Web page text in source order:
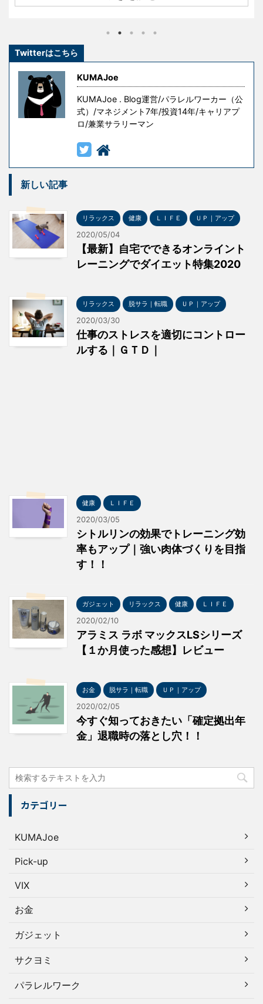
ただし授業料が高すぎる 』というものです。 失敗はコ
意味がありますが、無意味な ...
Twitterはこちら
KUMAJoe
KUMAJoe . Blog運営/パラレルワーカー（公
式）/マネジメント7年/投資14年/キャリアプ
ロ/兼業サラリーマン
新しい記事
リラックス 健康 ＬＩＦＥ ＵＰ｜アップ
2020/05/04
【最新】自宅でできるオンライント
レーニングでダイエット特集2020
リラックス 脱サラ｜転職 ＵＰ｜アップ
2020/03/30
仕事のストレスを適切にコントロー
ルする｜ＧＴＤ｜
健康 ＬＩＦＥ
2020/03/05
シトルリンの効果でトレーニング効
率もアップ｜強い肉体づくりを目指
す！！
ガジェット リラックス 健康 ＬＩＦＥ
2020/02/10
アラミス ラボ マックスLSシリーズ
【１か月使った感想】レビュー
お金 脱サラ｜転職 ＵＰ｜アップ
2020/02/05
今すぐ知っておきたい「確定拠出年
金」退職時の落とし穴！！
カテゴリー
KUMAJoe
Pick-up
VIX
お金
ガジェット
サクヨミ
パラレルワーク